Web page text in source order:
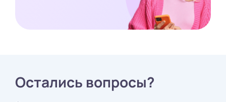
Остались вопросы?